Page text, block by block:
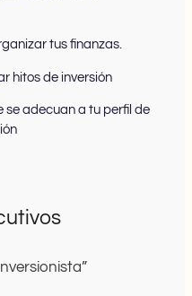
tus finanzas.
hitos de inversión
se adecuan a tu perfil de